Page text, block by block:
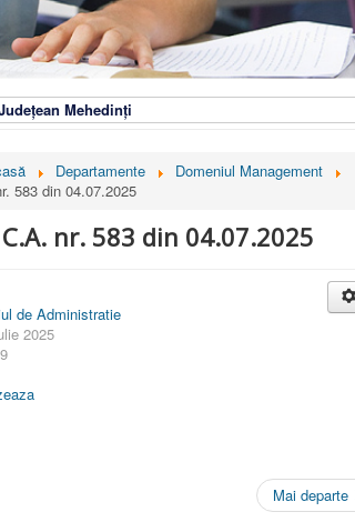
Mehedinți
Departamente
Domeniul Management
583 din 04.07.2025
nr. 583 din 04.07.2025
de Administratie
2025
Mai departe